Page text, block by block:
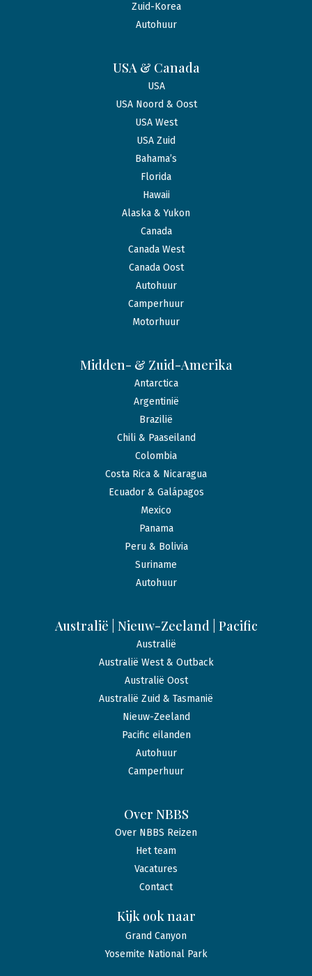
Zuid-Korea
Autohuur
USA & Canada
USA
USA Noord & Oost
USA West
USA Zuid
Bahama’s
Florida
Hawaii
Alaska & Yukon
Canada
Canada West
Canada Oost
Autohuur
Camperhuur
Motorhuur
Midden- & Zuid-Amerika
Antarctica
Argentinië
Brazilië
Chili & Paaseiland
Colombia
Costa Rica & Nicaragua
Ecuador & Galápagos
Mexico
Panama
Peru & Bolivia
Suriname
Autohuur
Australië | Nieuw-Zeeland | Pacific
Australië
Australië West & Outback
Australië Oost
Australië Zuid & Tasmanië
Nieuw-Zeeland
Pacific eilanden
Autohuur
Camperhuur
Over NBBS
Over NBBS Reizen
Het team
Vacatures
Contact
Kijk ook naar
Grand Canyon
Yosemite National Park